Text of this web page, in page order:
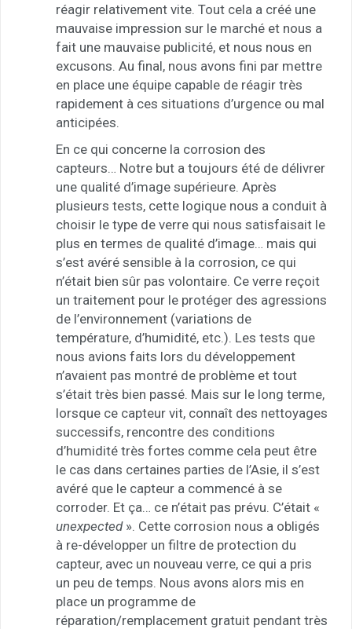
réagir relativement vite. Tout cela a créé une
mauvaise impression sur le marché et nous a
fait une mauvaise publicité, et nous nous en
excusons. Au final, nous avons fini par mettre
en place une équipe capable de réagir très
rapidement à ces situations d’urgence ou mal
anticipées.
En ce qui concerne la corrosion des
capteurs… Notre but a toujours été de délivrer
une qualité d’image supérieure. Après
plusieurs tests, cette logique nous a conduit à
choisir le type de verre qui nous satisfaisait le
plus en termes de qualité d’image… mais qui
s’est avéré sensible à la corrosion, ce qui
n’était bien sûr pas volontaire. Ce verre reçoit
un traitement pour le protéger des agressions
de l’environnement (variations de
température, d’humidité, etc.). Les tests que
nous avions faits lors du développement
n’avaient pas montré de problème et tout
s’était très bien passé. Mais sur le long terme,
lorsque ce capteur vit, connaît des nettoyages
successifs, rencontre des conditions
d’humidité très fortes comme cela peut être
le cas dans certaines parties de l’Asie, il s’est
avéré que le capteur a commencé à se
corroder. Et ça… ce n’était pas prévu. C’était «
unexpected». Cette corrosion nous a obligés
à re-développer un filtre de protection du
capteur, avec un nouveau verre, ce qui a pris
un peu de temps. Nous avons alors mis en
place un programme de
réparation/remplacement gratuit pendant très